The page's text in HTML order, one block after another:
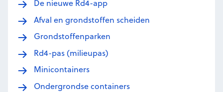
De nieuwe Rd4-app
Afval en grondstoffen scheiden
Grondstoffenparken
Rd4-pas (milieupas)
Minicontainers
Ondergrondse containers